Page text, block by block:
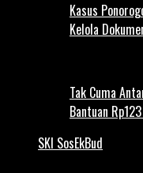
Kasus
Kelola
Tak Cuma
Bantuan
SKI SosEkBud